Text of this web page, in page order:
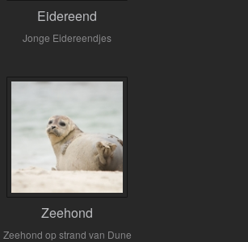
Eidereend
Jonge Eidereendjes
Zeehond
Zeehond op strand van Dune